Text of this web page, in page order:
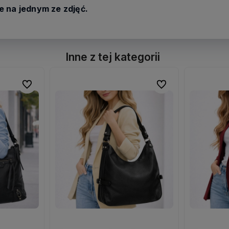
na jednym ze zdjęć.
Inne z tej kategorii
Do ulubionych
Do ulubionych Do ulubionych
Do ulubionych